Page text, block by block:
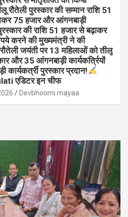
रौतेली पुरस्कार की सम्मान राशि 51
75 हजार और आंगनबाड़ी
की राशि 51 हजार से बढ़ाकर
करने की मुख्यमंत्री ने की
जयंती पर 13 महिलाओं को तीलू
और 35 आंगनबाड़ी कार्यकर्त्रियों
कार्यकर्त्री पुरस्कार प्रदान!
एडिटर इन चीफ
Devbhoomi mayaa